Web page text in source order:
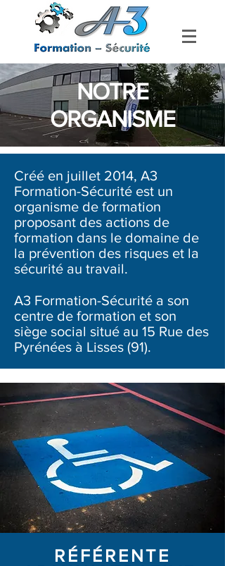
NOTRE
ORGANISME
Créé en juillet 2014, A3
Formation-Sécurité est un
organisme de formation
proposant des actions de
formation dans le domaine de
la prévention des risques et la
sécurité au travail.
A3 Formation-Sécurité a son
centre de formation et son
siège social situé au 15 Rue des
Pyrénées à Lisses (91).
RÉFÉRENTE